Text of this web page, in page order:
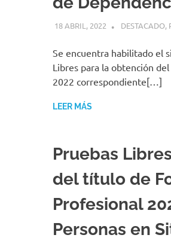
18 ABRIL, 2022 MANUEL
DESTACADO,
Se encuentra habilitado el
Libres para la obtención
2022 correspondiente[…]
LEER MÁS
Pruebas
del título de
Profesional
Personas en